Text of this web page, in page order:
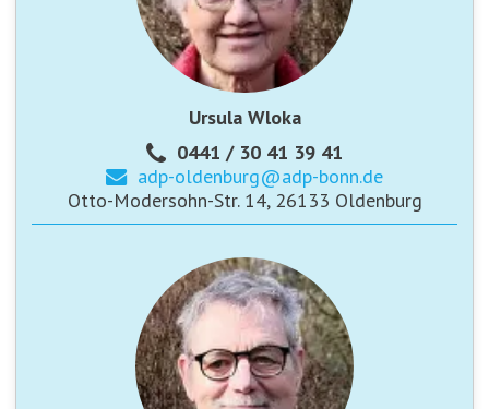
Ursula Wloka
0441 / 30 41 39 41
adp-oldenburg@adp-bonn.de
Otto-Modersohn-Str. 14, 26133 Oldenburg